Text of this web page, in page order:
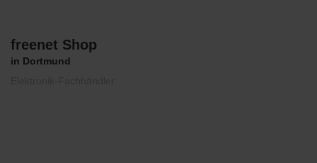
freenet Shop
in Dortmund